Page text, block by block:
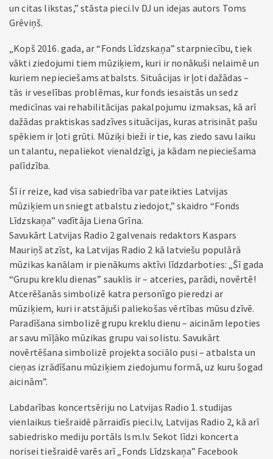
un citas likstas,” stāsta pieci.lv DJ un idejas autors Toms
Grēviņš.
„Kopš 2016. gada, ar “Fonds Līdzskaņa” starpniecību, tiek
vākti ziedojumi tiem mūziķiem, kuri ir nonākuši nelaimē un
kuriem nepieciešams atbalsts. Situācijas ir ļoti dažādas –
tās ir veselības problēmas, kur fonds iesaistās un sedz
medicīnas vai rehabilitācijas pakalpojumu izmaksas, kā arī
dažādas praktiskas sadzīves situācijas, kuras atrisināt pašu
spēkiem ir ļoti grūti. Mūziķi bieži ir tie, kas ziedo savu laiku
un talantu, nepaliekot vienaldzīgi, ja kādam nepieciešama
palīdzība.
Šī ir reize, kad visa sabiedrība var pateikties Latvijas
mūziķiem un sniegt atbalstu ziedojot,” skaidro “Fonds
Līdzskaņa” vadītāja Liena Grīna.
Savukārt Latvijas Radio 2 galvenais redaktors Kaspars
Mauriņš atzīst, ka Latvijas Radio 2 kā latviešu populārā
mūzikas kanālam ir pienākums aktīvi līdzdarboties: „Šī gada
“Grupu kreklu dienas” sauklis ir – atceries, parādi, novērtē!
Atcerēšanās simbolizē katra personīgo pieredzi ar
mūziķiem, kuri ir atstājuši paliekošas vērtības mūsu dzīvē.
Paradīšana simbolizē grupu kreklu dienu – aicinām lepoties
ar savu mīļāko mūzikas grupu vai solistu. Savukārt
novērtēšana simbolizē projekta sociālo pusi – atbalsta un
cieņas izrādīšanu mūziķiem ziedojumu formā, uz kuru šogad
aicinām”.
Labdarības koncertsēriju no Latvijas Radio 1. studijas
vienlaikus tiešraidē pārraidīs pieci.lv, Latvijas Radio 2, kā arī
sabiedrisko mediju portāls lsm.lv. Sekot līdzi koncerta
norisei tiešraidē varēs arī „Fonds Līdzskaņa” Facebook